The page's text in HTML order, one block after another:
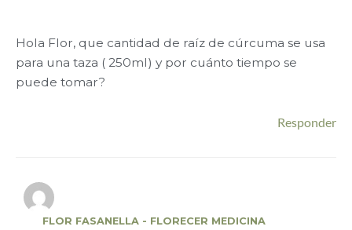
Hola Flor, que cantidad de raíz de cúrcuma se usa
para una taza ( 250ml) y por cuánto tiempo se
puede tomar?
Responder
FLOR FASANELLA - FLORECER MEDICINA